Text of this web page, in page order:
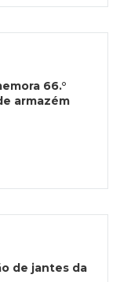
66.°
armazém
de jantes da